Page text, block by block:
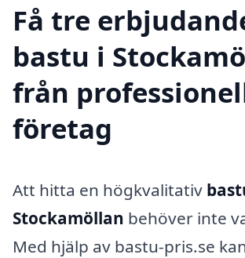
Få tre
bastu i
från
företag
Att hitta en högkvalitativ
Stockamöllan behöver inte
Med hjälp av bastu-pris.se